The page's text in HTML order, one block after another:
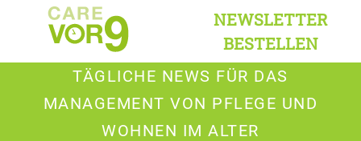
NEWSLETTER
BESTELLEN
TÄGLICHE NEWS FÜR DAS
MANAGEMENT VON PFLEGE UND
WOHNEN IM ALTER